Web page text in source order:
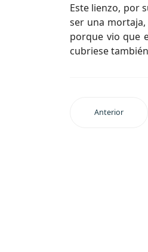
Este lienzo, por
ser una
porque vio que
cubriese
Anterior